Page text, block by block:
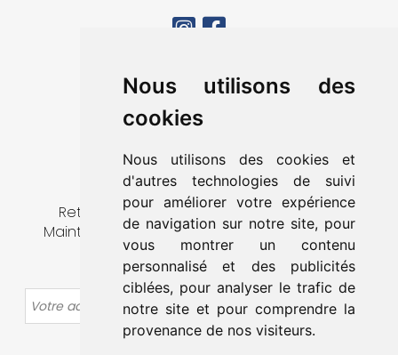
Nous utilisons des
cookies
Nous utilisons des cookies et
d'autres technologies de suivi
pour améliorer votre expérience
de navigation sur notre site, pour
vous montrer un contenu
personnalisé et des publicités
ciblées, pour analyser le trafic de
notre site et pour comprendre la
provenance de nos visiteurs.
MA VILLE
VIVRE À MAINTENON
DÉCOUVRIR & SORTIR
CONTACT
Retrouvez toute l’actualité de la ville de
Maintenon en vous abonnant à notre lettre
d’information.
OK